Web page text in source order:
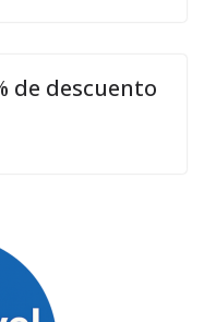
de descuento